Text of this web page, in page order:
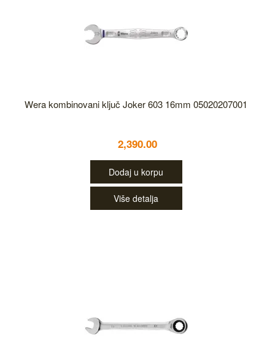
Wera kombinovani ključ Joker 603 16mm 05020207001
2,390.00
Dodaj u korpu
Više detalja